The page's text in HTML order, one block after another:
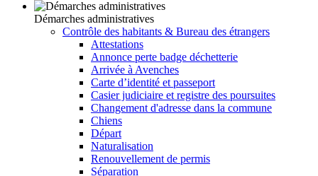
Démarches administratives
Contrôle des habitants & Bureau des étrangers
Attestations
Annonce perte badge déchetterie
Arrivée à Avenches
Carte d’identité et passeport
Casier judiciaire et registre des poursuites
Changement d'adresse dans la commune
Chiens
Départ
Naturalisation
Renouvellement de permis
Séparation